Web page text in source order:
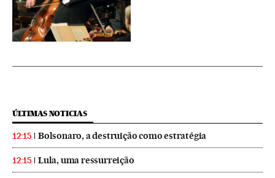
ÚLTIMAS NOTICIAS
12:15 Bolsonaro, a destruição como estratégia
12:15 Lula, uma ressurreição